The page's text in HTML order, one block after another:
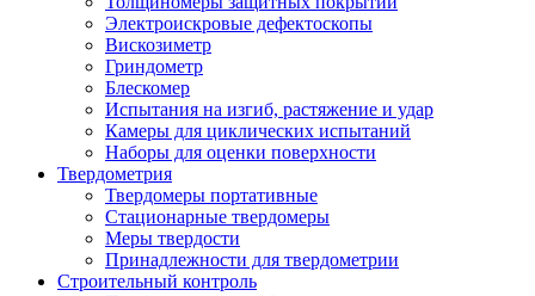
Электроискровые дефектоскопы
Вискозиметр
Гриндометр
Блескомер
Испытания на изгиб, растяжение и удар
Камеры для циклических испытаний
Наборы для оценки поверхности
Твердометрия
Твердомеры портативные
Стационарные твердомеры
Меры твердости
Принадлежности для твердометрии
Строительный контроль